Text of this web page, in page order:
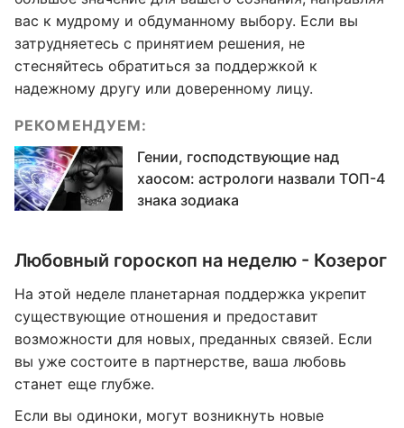
вас к мудрому и обдуманному выбору. Если вы
затрудняетесь с принятием решения, не
стесняйтесь обратиться за поддержкой к
надежному другу или доверенному лицу.
РЕКОМЕНДУЕМ:
Гении, господствующие над
хаосом: астрологи назвали ТОП-4
знака зодиака
Любовный гороскоп на неделю - Козерог
На этой неделе планетарная поддержка укрепит
существующие отношения и предоставит
возможности для новых, преданных связей. Если
вы уже состоите в партнерстве, ваша любовь
станет еще глубже.
Если вы одиноки, могут возникнуть новые